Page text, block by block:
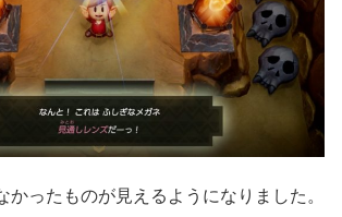
かったものが見えるようになりました。